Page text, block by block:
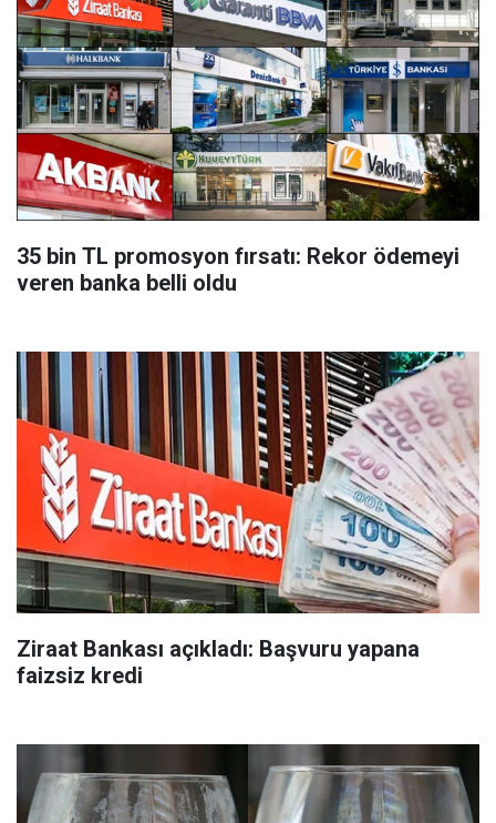
35 bin TL promosyon fırsatı: Rekor ödemeyi
veren banka belli oldu
Ziraat Bankası açıkladı: Başvuru yapana
faizsiz kredi